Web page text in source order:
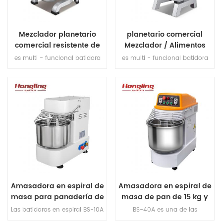
Mezclador planetario
comercial resistente de
20L / Mezclador de
es multi - funcional batidora
harina y así sucesivamente.
Con guardia de seguridad y ce
estándar.
planetario comercial
Mezclador / Alimentos
mezclador Con CE / ETL /
es multi - funcional batidora
harina y así sucesivamente.
Con guardia de seguridad y ce
estándar.
Amasadora en espiral de
masa para panadería de
10 litros y 3,5 kg
Las batidoras en espiral BS-10A
Amasadora en espiral de
masa de pan de 15 kg y
40 l
BS-40A es una de las